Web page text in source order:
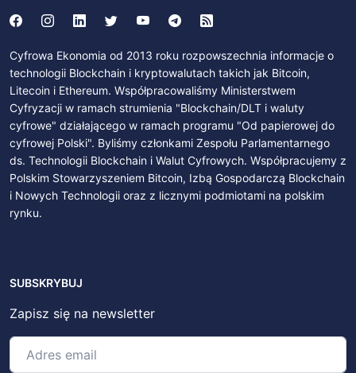
Cyfrowa Ekonomia od 2013 roku rozpowszechnia informacje o
technologii Blockchain i kryptowalutach takich jak Bitcoin,
Litecoin i Ethereum. Współpracowaliśmy Ministerstwem
Cyfryzacji w ramach strumienia "Blockchain/DLT i waluty
cyfrowe" działającego w ramach programu "Od papierowej do
cyfrowej Polski". Byliśmy członkami Zespołu Parlamentarnego
ds. Technologii Blockchain i Walut Cyfrowych. Współpracujemy z
Polskim Stowarzyszeniem Bitcoin, Izbą Gospodarczą Blockchain
i Nowych Technologii oraz z licznymi podmiotami na polskim
rynku.
SUBSKRYBUJ
Zapisz się na newsletter